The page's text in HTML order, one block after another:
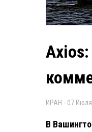
ИРАН - 07
В